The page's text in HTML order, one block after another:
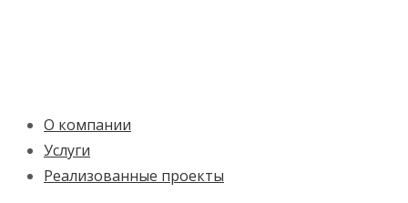
О компании
Услуги
Реализованные проекты